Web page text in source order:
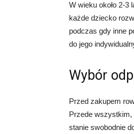
W wieku około 2-3
każde dziecko
podczas gdy inne
do jego
Wybór
Przed zakupem
Przede wszystkim,
stanie swobodnie